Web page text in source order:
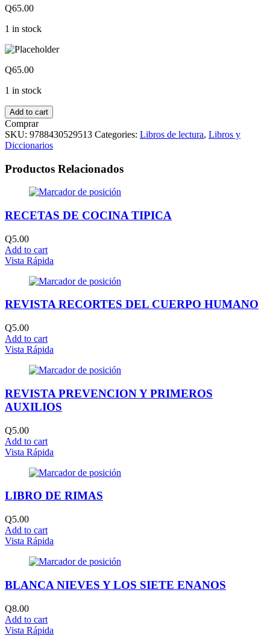
Q65.00
1 in stock
Q65.00
1 in stock
Add to cart
Comprar
SKU: 9788430529513 Categories: Libros de lectura, Libros y
Diccionarios
Productos Relacionados
RECETAS DE COCINA TIPICA
Q5.00
Add to cart
Vista Rápida
REVISTA RECORTES DEL CUERPO HUMANO
Q5.00
Add to cart
Vista Rápida
REVISTA PREVENCION Y PRIMEROS
AUXILIOS
Q5.00
Add to cart
Vista Rápida
LIBRO DE RIMAS
Q5.00
Add to cart
Vista Rápida
BLANCA NIEVES Y LOS SIETE ENANOS
Q8.00
Add to cart
Vista Rápida